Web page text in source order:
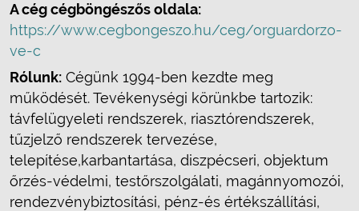
A cég cégböngészős oldala:
https://www.cegbongeszo.hu/ceg/orguardorzo-
ve-c
Rólunk: Cégünk 1994-ben kezdte meg
működését. Tevékenységi körünkbe tartozik:
távfelügyeleti rendszerek, riasztórendszerek,
tűzjelző rendszerek tervezése,
telepítése,karbantartása, diszpécseri, objektum
őrzés-védelmi, testőrszolgálati, magánnyomozói,
rendezvénybiztosítási, pénz-és értékszállítási,